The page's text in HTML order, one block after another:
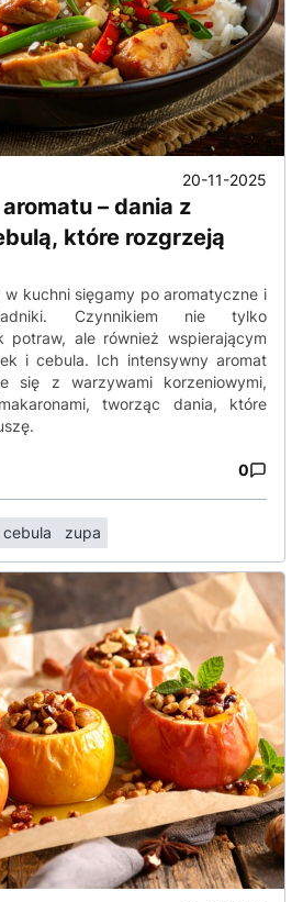
20-11-2025
– dania z
które rozgrzeją
kuchni sięgamy po aromatyczne i
Czynnikiem nie tylko
potraw, ale również wspierającym
i cebula. Ich intensywny aromat
się z warzywami korzeniowymi,
tworząc dania, które
0
cebula zupa